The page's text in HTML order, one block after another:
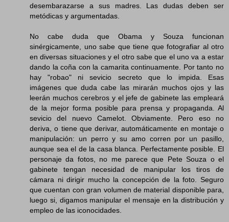
desembarazarse a sus madres. Las dudas deben ser
metódicas y argumentadas.
No cabe duda que Obama y Souza funcionan
sinérgicamente, uno sabe que tiene que fotografiar al otro
en diversas situaciones y el otro sabe que el uno va a estar
dando la coña con la camarita continuamente. Por tanto no
hay "robao" ni sevicio secreto que lo impida. Esas
imágenes que duda cabe las mirarán muchos ojos y las
leerán muchos cerebros y el jefe de gabinete las empleará
de la mejor forma posible para prensa y propaganda. Al
sevicio del nuevo Camelot. Obviamente. Pero eso no
deriva, o tiene que derivar, automáticamente en montaje o
manipulación: un perro y su amo corren por un pasillo,
aunque sea el de la casa blanca. Perfectamente posible. El
personaje da fotos, no me parece que Pete Souza o el
gabinete tengan necesidad de manipular los tiros de
cámara ni dirigir mucho la concepción de la foto. Seguro
que cuentan con gran volumen de material disponible para,
luego si, digamos manipular el mensaje en la distribución y
empleo de las iconocidades.